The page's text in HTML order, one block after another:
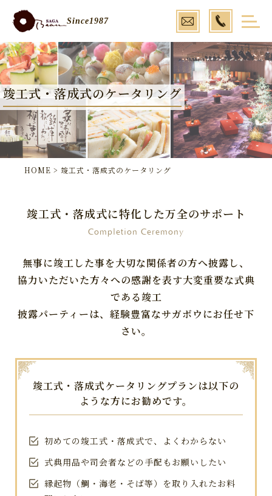
Since1987 
竣工式・落成式のケータリング
HOME > 竣工式・落成式のケータリング
竣工式・落成式に特化した万全のサポート
Completion Ceremony
無事に竣工した事を大切な関係者の方へ披露し、
協力いただいた方々への感謝を表す大変重要な式典
である竣工
披露パーティーは、経験豊富なサガボウにお任せ下
さい。
竣工式・落成式ケータリングプランは以下の
ような方にお勧めです。
初めての竣工式・落成式で、よくわからない
式典用品や司会者などの手配もお願いしたい
縁起物（鯛・海老・そば等）を取り入れたお料